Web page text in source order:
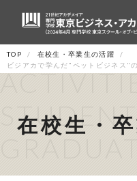
TOP
在校生・卒業生の活躍
ビジアカで学んだ"ペットビジネス"
在校生・